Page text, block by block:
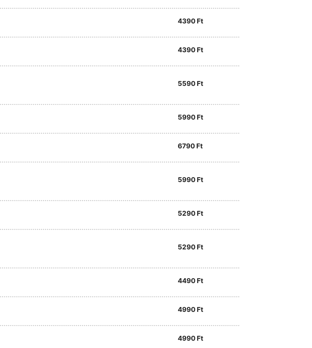
4390Ft
4390Ft
5590Ft
5990Ft
6790Ft
5990Ft
5290Ft
5290Ft
4490Ft
4990Ft
4990Ft